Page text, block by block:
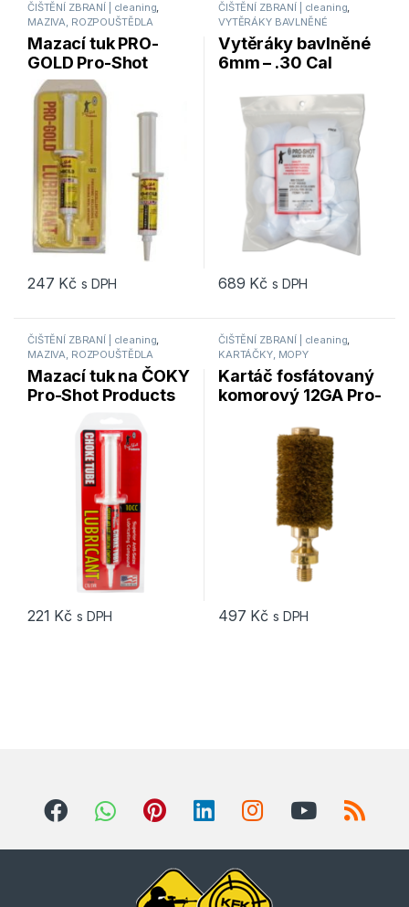
ČIŠTĚNÍ ZBRANÍ | cleaning,
MAZIVA, ROZPOUŠTĚDLA
Mazací tuk PRO-
GOLD Pro-Shot
Products 10ml
aplikátor
247 Kč s DPH
ČIŠTĚNÍ ZBRANÍ | cleaning,
VYTĚRÁKY BAVLNĚNÉ
Vytěráky bavlněné
6mm – .30 Cal
600 ks
689 Kč s DPH
ČIŠTĚNÍ ZBRANÍ | cleaning,
MAZIVA, ROZPOUŠTĚDLA
Mazací tuk na ČOKY
Pro-Shot Products
10cc tuba
221 Kč s DPH
ČIŠTĚNÍ ZBRANÍ | cleaning,
KARTÁČKY, MOPY
Kartáč fosfátovaný
komorový 12GA Pro-
497 Kč s DPH